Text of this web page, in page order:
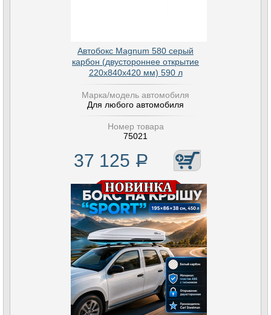
Автобокс Magnum 580 серый
карбон (двустороннее открытие
220х840х420 мм) 590 л
Марка/модель автомобиля
Для любого автомобиля
Номер товара
75021
37 125 Р